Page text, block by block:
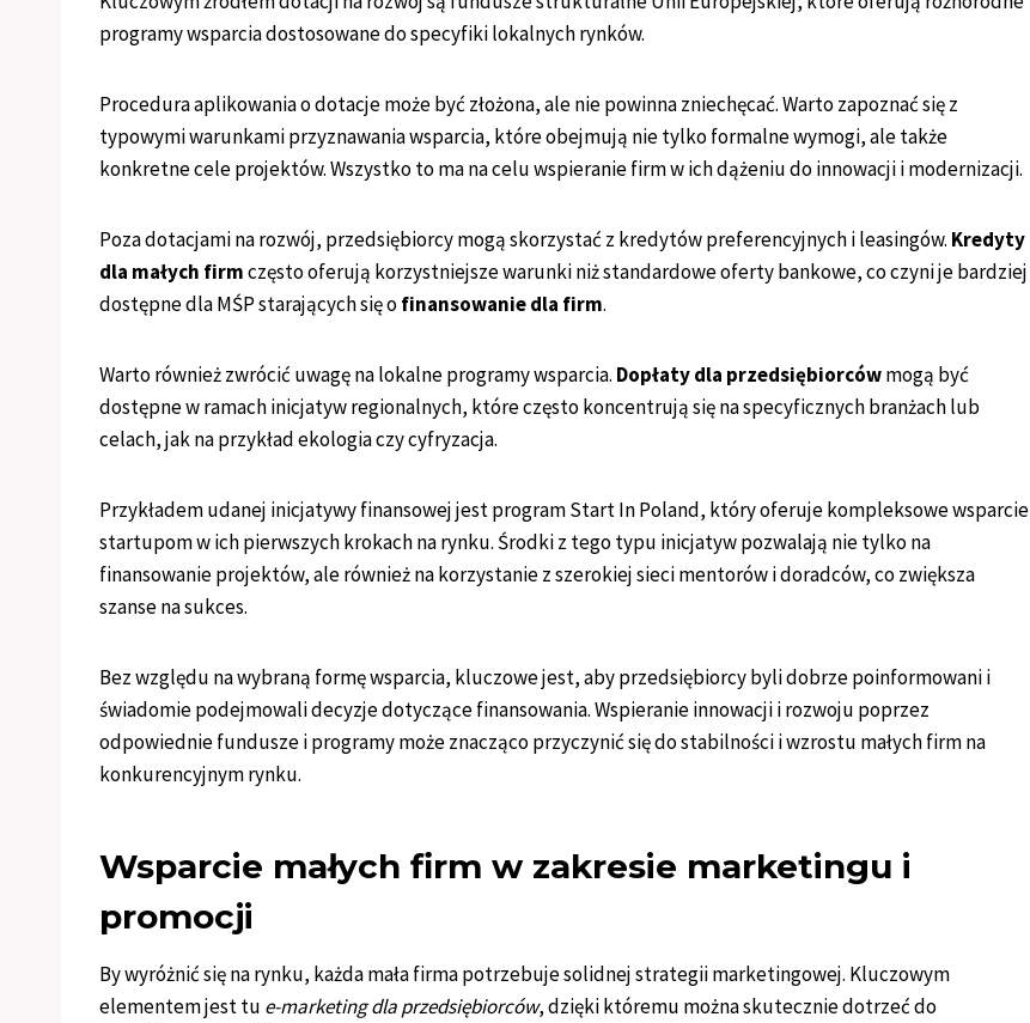
programy wsparcia dostosowane do specyfiki lokalnych rynków.
Procedura aplikowania o dotacje może być złożona, ale nie powinna zniechęcać. Warto zapoznać się z
typowymi warunkami przyznawania wsparcia, które obejmują nie tylko formalne wymogi, ale także
konkretne cele projektów. Wszystko to ma na celu wspieranie firm w ich dążeniu do innowacji i modernizacji.
Poza dotacjami na rozwój, przedsiębiorcy mogą skorzystać z kredytów preferencyjnych i leasingów. Kredyty
dla małych firmczęsto oferują korzystniejsze warunki niż standardowe oferty bankowe, co czyni je bardziej
dostępne dla MŚP starających się ofinansowanie dla firm.
Warto również zwrócić uwagę na lokalne programy wsparcia. Dopłaty dla przedsiębiorcówmogą być
dostępne w ramach inicjatyw regionalnych, które często koncentrują się na specyficznych branżach lub
celach, jak na przykład ekologia czy cyfryzacja.
Przykładem udanej inicjatywy finansowej jest program Start In Poland, który oferuje kompleksowe wsparcie
startupom w ich pierwszych krokach na rynku. Środki z tego typu inicjatyw pozwalają nie tylko na
finansowanie projektów, ale również na korzystanie z szerokiej sieci mentorów i doradców, co zwiększa
szanse na sukces.
Bez względu na wybraną formę wsparcia, kluczowe jest, aby przedsiębiorcy byli dobrze poinformowani i
świadomie podejmowali decyzje dotyczące finansowania. Wspieranie innowacji i rozwoju poprzez
odpowiednie fundusze i programy może znacząco przyczynić się do stabilności i wzrostu małych firm na
konkurencyjnym rynku.
Wsparcie małych firm w zakresie marketingu i
promocji
By wyróżnić się na rynku, każda mała firma potrzebuje solidnej strategii marketingowej. Kluczowym
elementem jest tu e-marketing dla przedsiębiorców, dzięki któremu można skutecznie dotrzeć do